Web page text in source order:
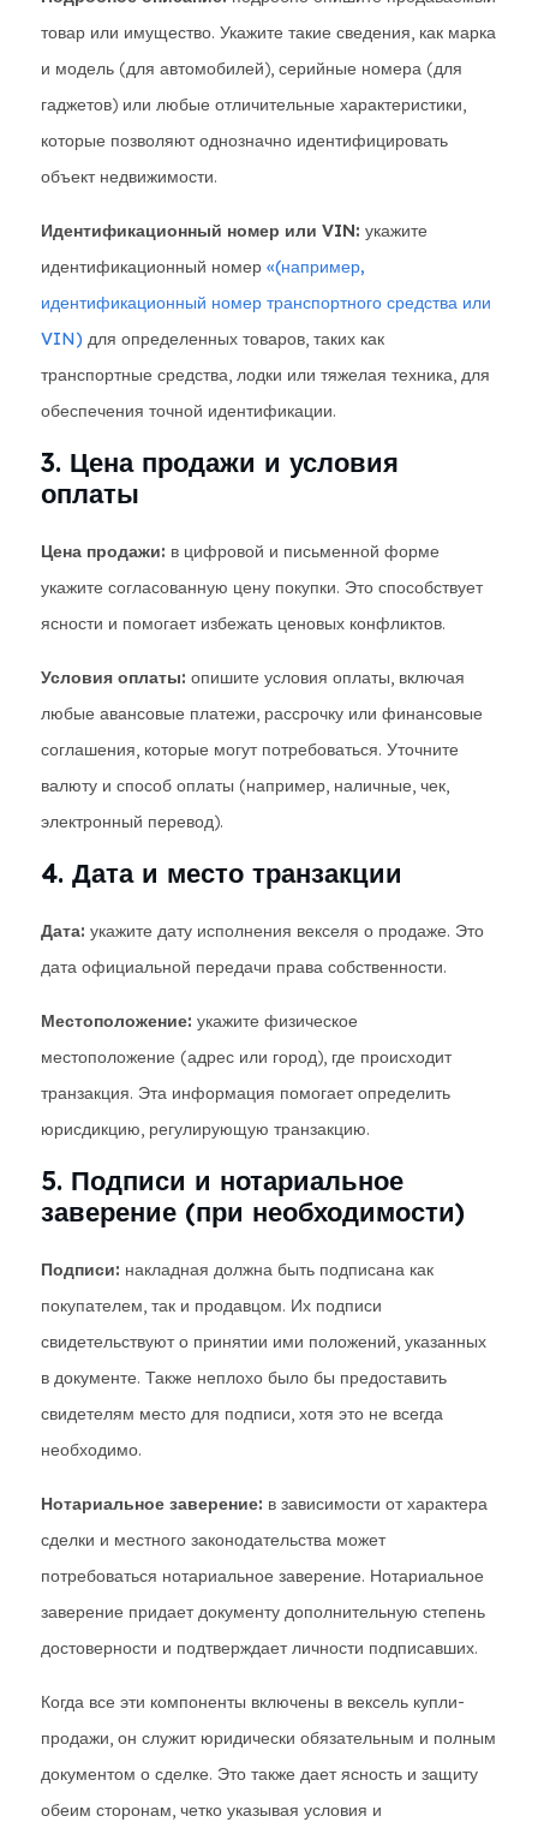
товар или имущество. Укажите такие сведения, как марка
и модель (для автомобилей), серийные номера (для
гаджетов) или любые отличительные характеристики,
которые позволяют однозначно идентифицировать
объект недвижимости.
Идентификационный номер или VIN: укажите
идентификационный номер «(например,
идентификационный номер транспортного средства или
VIN) для определенных товаров, таких как
транспортные средства, лодки или тяжелая техника, для
обеспечения точной идентификации.
3. Цена продажи и условия
оплаты
Цена продажи: в цифровой и письменной форме
укажите согласованную цену покупки. Это способствует
ясности и помогает избежать ценовых конфликтов.
Условия оплаты: опишите условия оплаты, включая
любые авансовые платежи, рассрочку или финансовые
соглашения, которые могут потребоваться. Уточните
валюту и способ оплаты (например, наличные, чек,
электронный перевод).
4. Дата и место транзакции
Дата: укажите дату исполнения векселя о продаже. Это
дата официальной передачи права собственности.
Местоположение: укажите физическое
местоположение (адрес или город), где происходит
транзакция. Эта информация помогает определить
юрисдикцию, регулирующую транзакцию.
5. Подписи и нотариальное
заверение (при необходимости)
Подписи: накладная должна быть подписана как
покупателем, так и продавцом. Их подписи
свидетельствуют о принятии ими положений, указанных
в документе. Также неплохо было бы предоставить
свидетелям место для подписи, хотя это не всегда
необходимо.
Нотариальное заверение: в зависимости от характера
сделки и местного законодательства может
потребоваться нотариальное заверение. Нотариальное
заверение придает документу дополнительную степень
достоверности и подтверждает личности подписавших.
Когда все эти компоненты включены в вексель купли-
продажи, он служит юридически обязательным и полным
документом о сделке. Это также дает ясность и защиту
обеим сторонам, четко указывая условия и